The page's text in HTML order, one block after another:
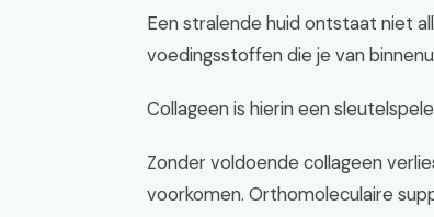
Een stralende huid ontstaat niet
voedingsstoffen die je van
Collageen is hierin een
Zonder voldoende collageen
voorkomen. Orthomoleculaire